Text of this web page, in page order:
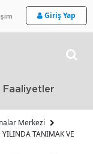
Giriş Yap
Faaliyetler
Merkezi
YILINDA TANIMAK VE